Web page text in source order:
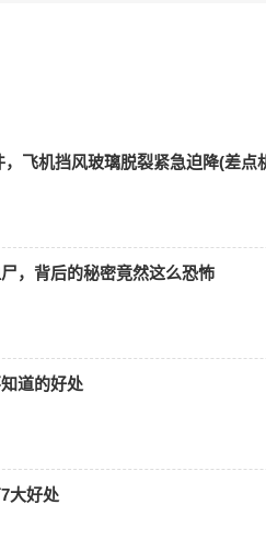
优秀的家庭犬，即使是小孩和
。
候中的牧羊人提供了防御掠食者
生极大的爱和忠诚，但仅限于
鼻子到尾巴的距离为6
至30英寸，重量100至154磅。
今天被用作救生犬。据称，他
32英寸，重量100至170磅。
，飞机挡风玻璃脱裂紧急迫降(差点
，背后的秘密竟然这么恐怖
道的好处
大好处